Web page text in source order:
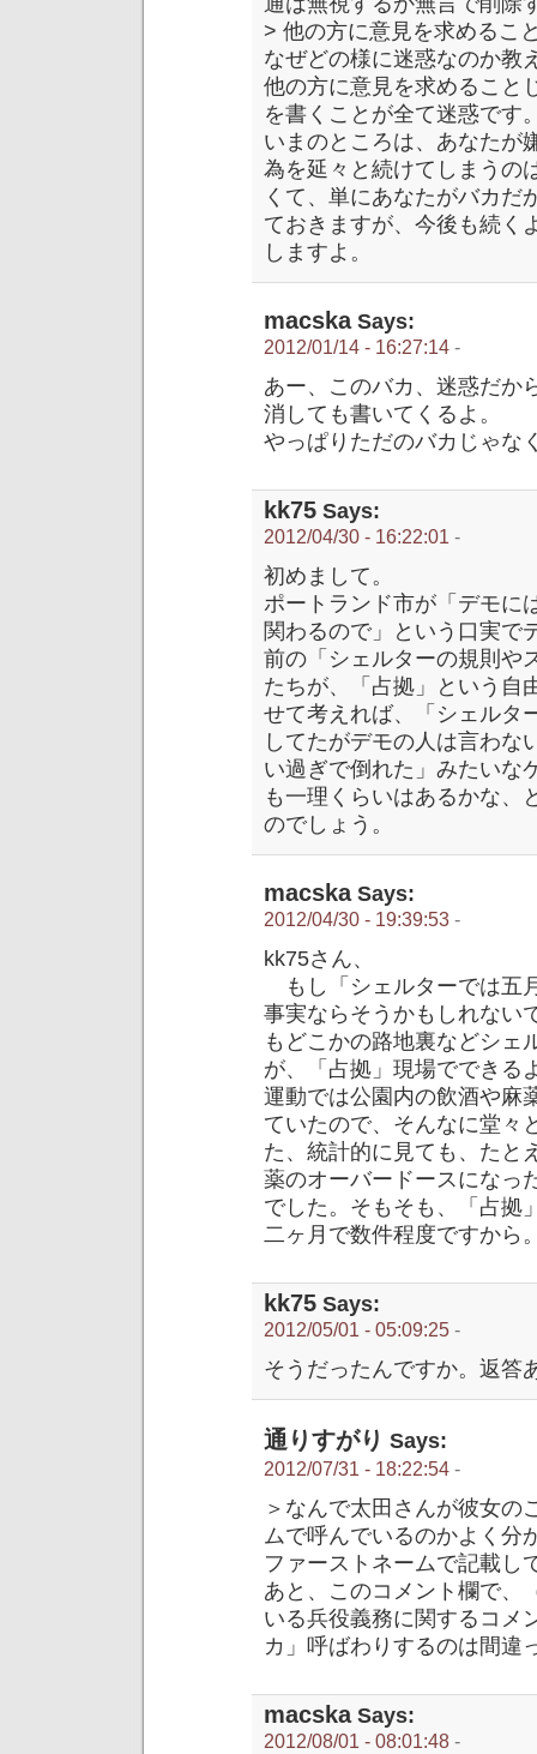
> 他の方に意見を求めるこ
なぜどの様に迷惑なのか教
他の方に意見を求めること
を書くことが全て迷惑です
いまのところは、あなたが
為を延々と続けてしまうの
くて、単にあなたがバカだ
ておきますが、今後も続く
しますよ。
macskaSays:
2012/01/14 - 16:27:14 -
あー、このバカ、迷惑だか
消しても書いてくるよ。
やっぱりただのバカじゃな
kk75 Says:
2012/04/30 - 16:22:01 -
初めまして。
ポートランド市が「デモに
関わるので」という口実で
前の「シェルターの規則や
たちが、「占拠」という自
せて考えれば、「シェルタ
してたがデモの人は言わな
い過ぎで倒れた」みたいな
も一理くらいはあるかな、
のでしょう。
macskaSays:
2012/04/30 - 19:39:53 -
kk75さん、
もし「シェルターでは五
事実ならそうかもしれない
もどこかの路地裏などシェ
が、「占拠」現場でできる
運動では公園内の飲酒や麻
ていたので、そんなに堂々
た、統計的に見ても、たと
薬のオーバードースになっ
でした。そもそも、「占拠
二ヶ月で数件程度ですから
kk75 Says:
2012/05/01 - 05:09:25 -
そうだったんですか。返答
通りすがり Says:
2012/07/31 - 18:22:54 -
＞なんで太田さんが彼女の
ムで呼んでいるのかよく分
ファーストネームで記載し
あと、このコメント欄で、
いる兵役義務に関するコメ
カ」呼ばわりするのは間違
macskaSays:
2012/08/01 - 08:01:48 -